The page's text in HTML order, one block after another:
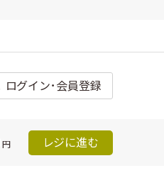
ログイン･会員登録
円 レジに進む